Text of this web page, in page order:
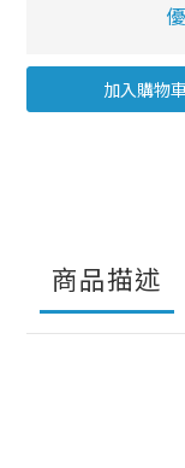
加入購物車
商品描述